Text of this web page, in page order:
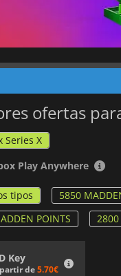
ofertas
Series X
Play Anywhere
tipos 5850
POINTS
2800
Key
de5.70€